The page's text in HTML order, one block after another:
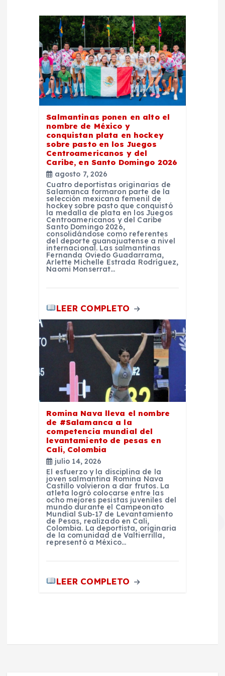
Salmantinas ponen en alto el
nombre de México y
conquistan plata en hockey
sobre pasto en los Juegos
Centroamericanos y del
Caribe, en Santo Domingo 2026
agosto 7, 2026
Cuatro deportistas originarias de
Salamanca formaron parte de la
selección mexicana femenil de
hockey sobre pasto que conquistó
la medalla de plata en los Juegos
Centroamericanos y del Caribe
Santo Domingo 2026,
consolidándose como referentes
del deporte guanajuatense a nivel
internacional. Las salmantinas
Fernanda Oviedo Guadarrama,
Arlette Michelle Estrada Rodríguez,
Naomi Monserrat…
LEER COMPLETO
Romina Nava lleva el nombre
de #Salamanca a la
competencia mundial del
levantamiento de pesas en
Cali, Colombia
julio 14, 2026
El esfuerzo y la disciplina de la
joven salmantina Romina Nava
Castillo volvieron a dar frutos. La
atleta logró colocarse entre las
ocho mejores pesistas juveniles del
mundo durante el Campeonato
Mundial Sub-17 de Levantamiento
de Pesas, realizado en Cali,
Colombia. La deportista, originaria
de la comunidad de Valtierrilla,
representó a México…
LEER COMPLETO